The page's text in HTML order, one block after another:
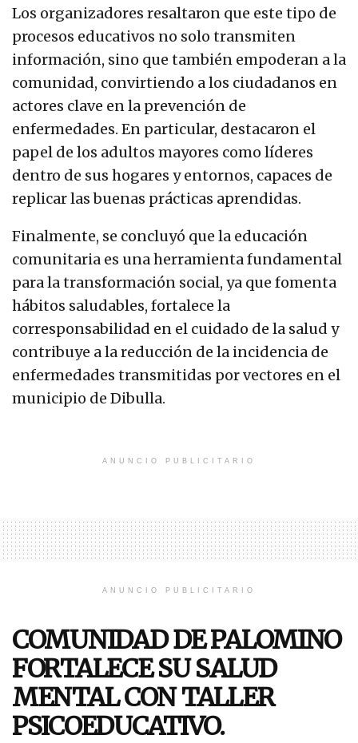
Los organizadores resaltaron que este tipo de
procesos educativos no solo transmiten
información, sino que también empoderan a la
comunidad, convirtiendo a los ciudadanos en
actores clave en la prevención de
enfermedades. En particular, destacaron el
papel de los adultos mayores como líderes
dentro de sus hogares y entornos, capaces de
replicar las buenas prácticas aprendidas.
Finalmente, se concluyó que la educación
comunitaria es una herramienta fundamental
para la transformación social, ya que fomenta
hábitos saludables, fortalece la
corresponsabilidad en el cuidado de la salud y
contribuye a la reducción de la incidencia de
enfermedades transmitidas por vectores en el
municipio de Dibulla.
ANUNCIO PUBLICITARIO
ANUNCIO PUBLICITARIO
COMUNIDAD DE PALOMINO
FORTALECE SU SALUD
MENTAL CON TALLER
PSICOEDUCATIVO.